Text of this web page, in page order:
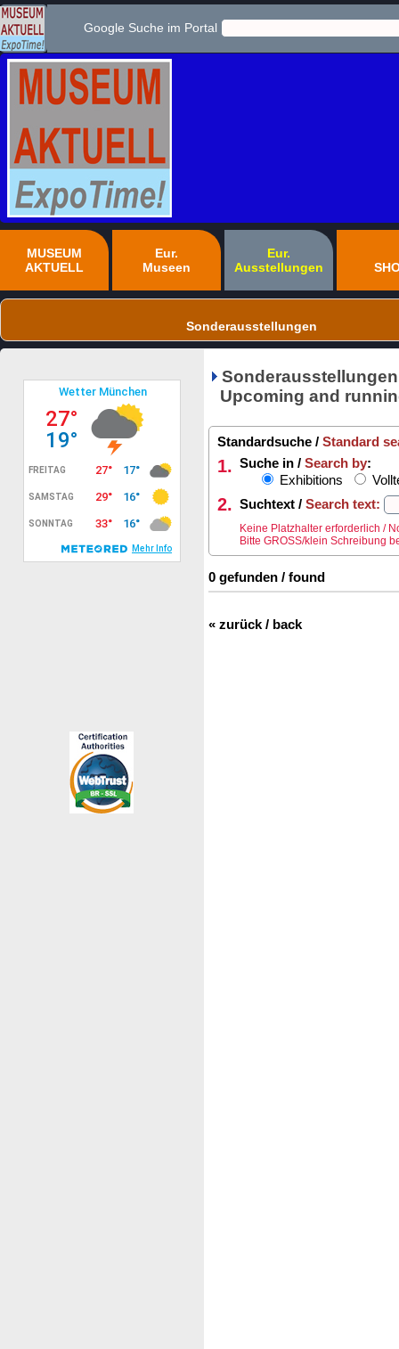
Google Suche im Portal
MUSEUM
AKTUELL
Eur.
Museen
Eur.
Ausstellungen
Sonderausstellungen
Sonderausstellungen
Upcoming and
Standardsuche / Standard
1. Suche in / Search by:
Exhibitions
2. Suchtext / Search text:
Keine Platzhalter erforderlich /
Bitte GROSS/klein Schreibung
0 gefunden / found
« zurück / back